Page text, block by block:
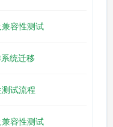
容性测试
统迁移
试流程
容性测试